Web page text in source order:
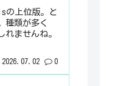
上位版。と
種類が多く
ませんね。
2026.07.02 0